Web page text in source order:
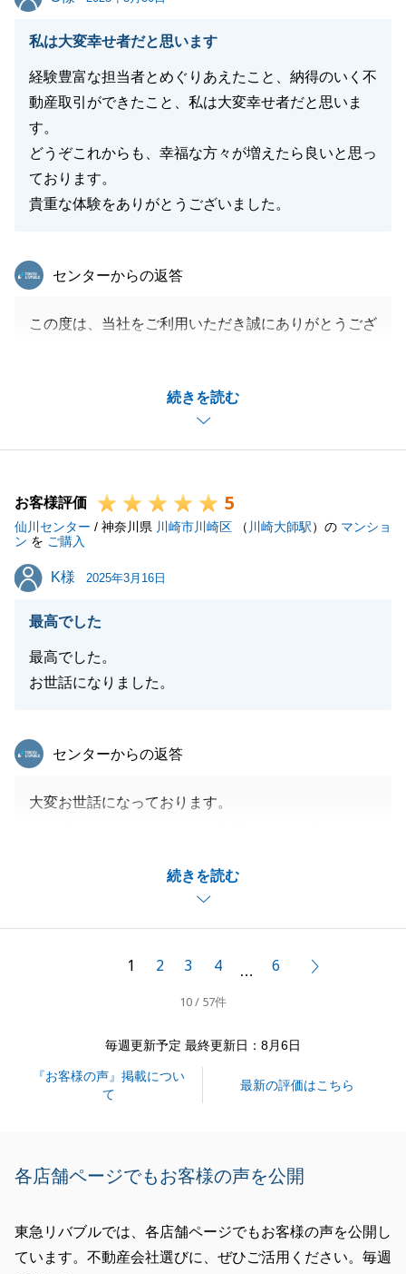
閉じる
私は大変幸せ者だと思います
経験豊富な担当者とめぐりあえたこと、納得のいく不
動産取引ができたこと、私は大変幸せ者だと思いま
す。
どうぞこれからも、幸福な方々が増えたら良いと思っ
ております。
貴重な体験をありがとうございました。
続きを読む
東急リバブル
センターからの返答
この度は、当社をご利用いただき誠にありがとうござ
S様が不動産を大切にご使用していただいた事で問題
も起きず、安全なお取引とさせていただく事が出来ま
これからはお住まいが、少々遠方となりますが、何か
ご不明点等ございましたらお気軽にご連絡ください。
引き続きよろしくお願いいたします。
お客様評価 5
仙川センター / 神奈川県 川崎市川崎区 （ 川崎大師駅）の マンショ
ン を ご購入
K様
K様 2025年3月16日
最高でした
最高でした。
お世話になりました。
続きを読む
東急リバブル
センターからの返答
大変お世話になっております。
K様のご協力もあり、取引が円滑に完了しました事を
私としても、非常に印象に残ってた取引となってお
今後も不動産や税金でのお悩みがございましたら、お
引き続きもよろしくお願い申し上げます。
1 2 3 4 … 6
10 / 57件
毎週更新予定 最終更新日：8月6日
『お客様の声』掲載につい
て
最新の評価はこちら
各店舗ページでもお客様の声を公開
東急リバブルでは、各店舗ページでもお客様の声を公開し
ています。不動産会社選びに、ぜひご活用ください。毎週